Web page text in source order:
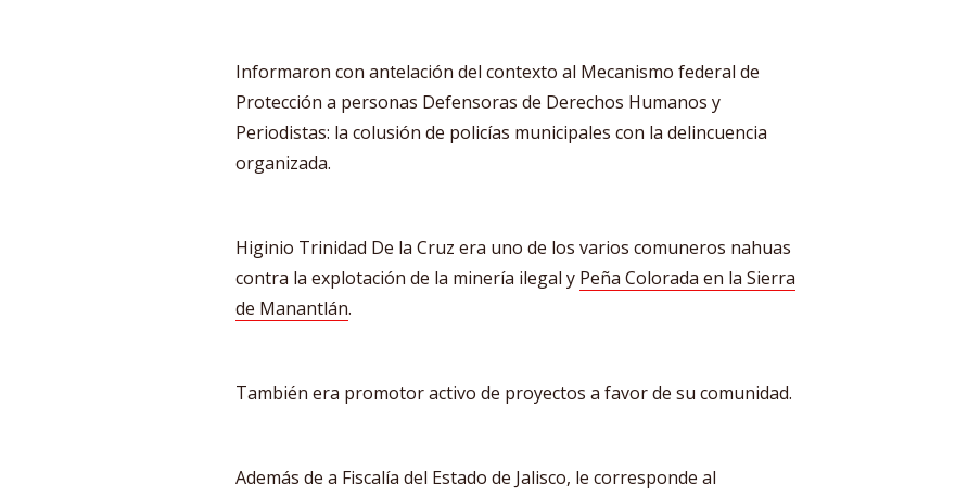
Informaron con antelación del contexto al Mecanismo federal de
Protección a personas Defensoras de Derechos Humanos y
Periodistas: la colusión de policías municipales con la delincuencia
organizada.
Higinio Trinidad De la Cruz era uno de los varios comuneros nahuas
contra la explotación de la minería ilegal y Peña Colorada en la Sierra
de Manantlán.
También era promotor activo de proyectos a favor de su comunidad.
Además de a Fiscalía del Estado de Jalisco, le corresponde al